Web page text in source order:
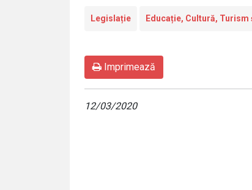
Legislație Educație, Cultură, Turism
Imprimează
12/03/2020